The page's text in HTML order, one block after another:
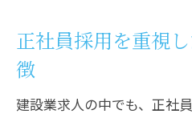
正社員採用を重視
徴
建設業求人の中でも、正社